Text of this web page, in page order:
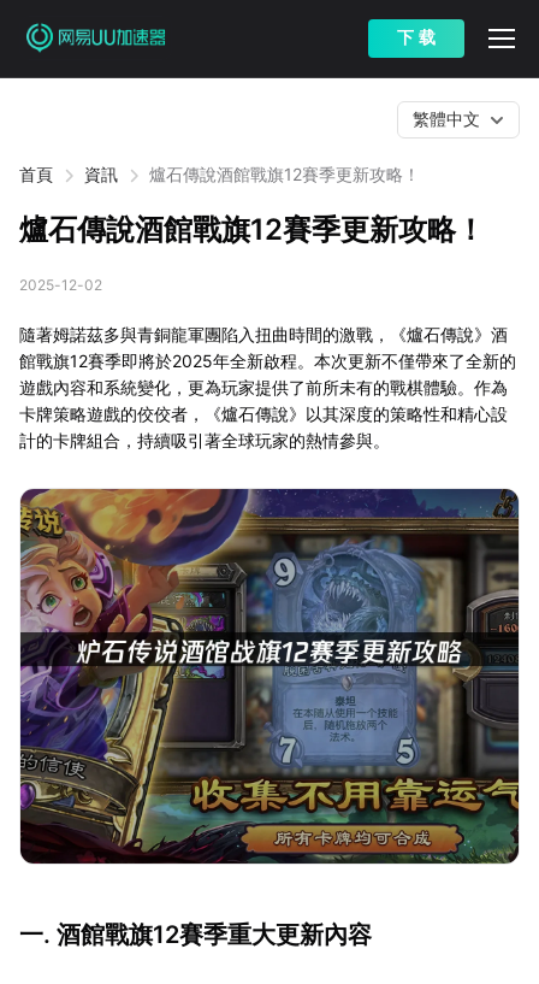
下 载
首頁 資訊 爐石傳說酒館戰旗12賽季更新攻略！
繁體中文
爐石傳說酒館戰旗12賽季更新攻略！
2025-12-02
隨著姆諾茲多與青銅龍軍團陷入扭曲時間的激戰，《爐石傳說》酒
館戰旗12賽季即將於2025年全新啟程。本次更新不僅帶來了全新的
遊戲內容和系統變化，更為玩家提供了前所未有的戰棋體驗。作為
卡牌策略遊戲的佼佼者，《爐石傳說》以其深度的策略性和精心設
計的卡牌組合，持續吸引著全球玩家的熱情參與。
一. 酒館戰旗12賽季重大更新內容